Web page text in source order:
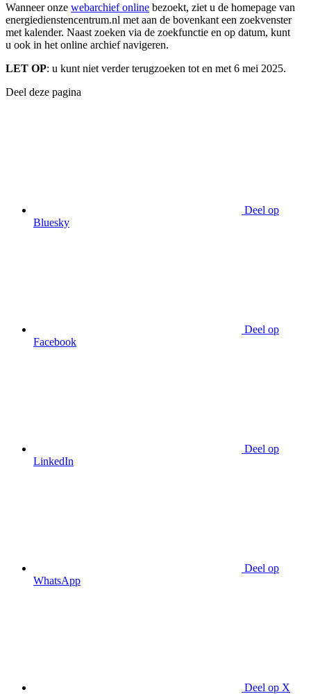
Wanneer onze webarchief online bezoekt, ziet u de homepage van
energiedienstencentrum.nl met aan de bovenkant een zoekvenster
met kalender. Naast zoeken via de zoekfunctie en op datum, kunt
u ook in het online archief navigeren.
LET OP: u kunt niet verder terugzoeken tot en met 6 mei 2025.
Deel deze pagina
Deel op
Bluesky
Deel op
Facebook
Deel op
LinkedIn
Deel op
WhatsApp
Deel op X